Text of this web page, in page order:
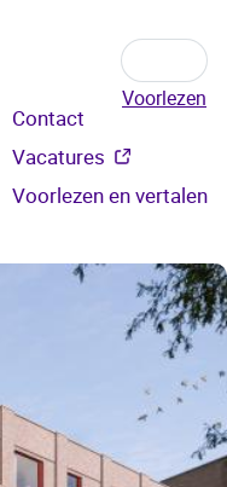
Voorlezen
Contact
Vacatures
Voorlezen en vertalen